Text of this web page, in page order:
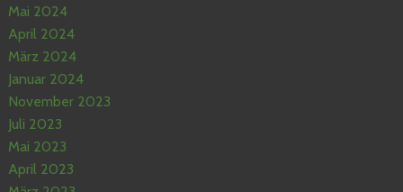
Mai 2024
April 2024
März 2024
Januar 2024
November 2023
Juli 2023
Mai 2023
April 2023